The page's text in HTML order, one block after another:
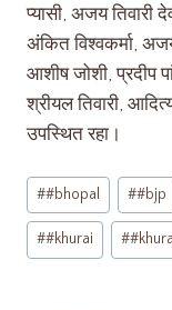
प्यासी, अजय तिवारी
अंकित विश्वकर्मा,
आशीष जोशी, प्रदीप
श्रीयल तिवारी,
उपस्थित रहा।
##bhopal ##bjp
##khurai #